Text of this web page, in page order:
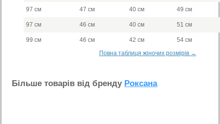
97 см 47 см 40 см 49 см
97 см 46 см 40 см 51 см
99 см 46 см 42 см
54 см
Повна таблиця жіночих розмірів →
Бiльше товарiв вiд бренду Роксана